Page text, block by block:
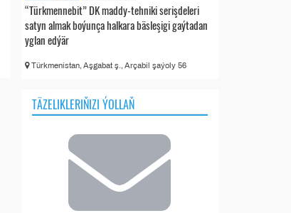
“Türkmennebit” DK maddy-tehniki serişdeleri
satyn almak boýunça halkara bäsleşigi gaýtadan
yglan edýär
Türkmenistan, Aşgabat ş., Arçabil şaýoly 56
TÄZELIKLERIŇIZI ÝOLLAŇ